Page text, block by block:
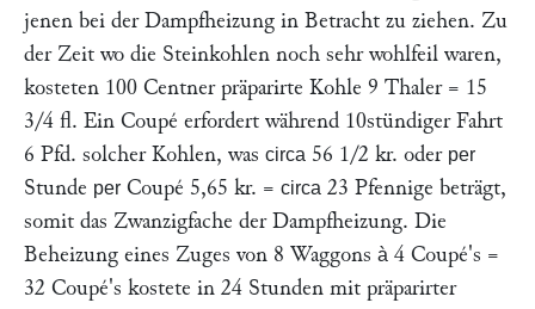
jenen bei der Dampfheizung in Betracht zu ziehen. Zu
der Zeit wo die Steinkohlen noch sehr wohlfeil waren,
kosteten 100 Centner präparirte Kohle 9 Thaler = 15
3/4 fl. Ein Coupé erfordert während 10stündiger Fahrt
6 Pfd. solcher Kohlen, was circa 56 1/2 kr. oder per
Stunde per Coupé 5,65 kr. = circa 23 Pfennige beträgt,
somit das Zwanzigfache der Dampfheizung. Die
Beheizung eines Zuges von 8 Waggons à 4 Coupé's =
32 Coupé's kostete in 24 Stunden mit präparirter